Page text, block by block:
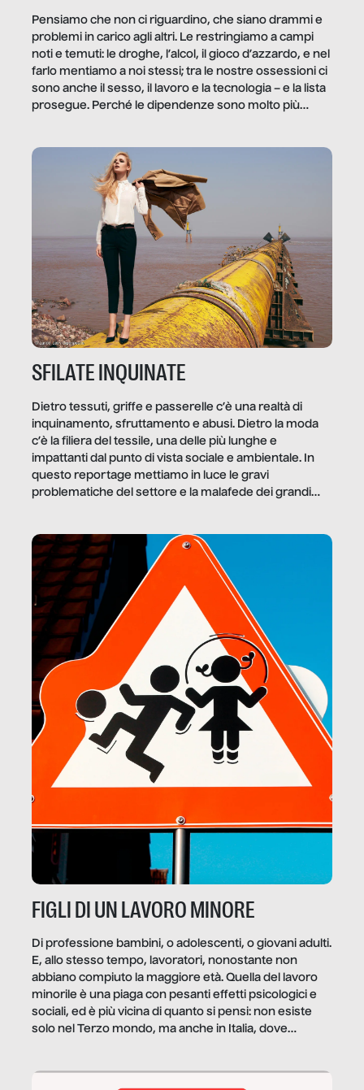
Pensiamo che non ci riguardino, che siano drammi e
problemi in carico agli altri. Le restringiamo a campi
noti e temuti: le droghe, l’alcol, il gioco d’azzardo, e nel
farlo mentiamo a noi stessi; tra le nostre ossessioni ci
sono anche il sesso, il lavoro e la tecnologia – e la lista
prosegue. Perché le dipendenze sono molto più
trae un guadagno. In questo reportage vediamo
quale e come.
SFILATE INQUINATE
Dietro tessuti, griffe e passerelle c’è una realtà di
inquinamento, sfruttamento e abusi. Dietro la moda
c’è la filiera del tessile, una delle più lunghe e
impattanti dal punto di vista sociale e ambientale. In
questo reportage mettiamo in luce le gravi
problematiche del settore e la malafede dei grandi
FIGLI DI UN LAVORO MINORE
Di professione bambini, o adolescenti, o giovani adulti.
E, allo stesso tempo, lavoratori, nonostante non
abbiano compiuto la maggiore età. Quella del lavoro
minorile è una piaga con pesanti effetti psicologici e
sociali, ed è più vicina di quanto si pensi: non esiste
solo nel Terzo mondo, ma anche in Italia, dove